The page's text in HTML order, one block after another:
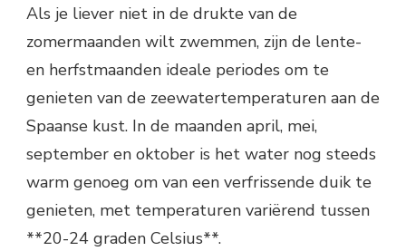
Als je liever niet in de drukte van de
zomermaanden wilt zwemmen, zijn de lente-
en herfstmaanden ideale periodes om te
genieten van de zeewatertemperaturen aan de
Spaanse kust. In de maanden april, mei,
september en oktober is het water nog steeds
warm genoeg om van een verfrissende duik te
genieten, met temperaturen variërend tussen
**20-24 graden Celsius**.